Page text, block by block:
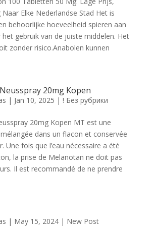
Naar Elke Nederlandse Stad Het is
behoorlijke hoeveelheid spieren aan
gebruik van de juiste middelen. Het
zonder risico.Anabolen kunnen
20mg Kopen
| Jan 10, 2025 | ! Без рубрики
20mg Kopen MT est une
dans un flacon et conservée
Une fois que l’eau nécessaire a été
la prise de Melanotan ne doit pas
Il est recommandé de ne prendre
| May 15, 2024| New Post